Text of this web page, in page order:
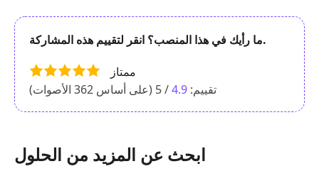
ما رأيك في هذا المنصب؟ انقر لتقييم هذه المشاركة.
ممتاز
تقييم: 4.9/ 5 (على أساس 362 الأصوات)
ابحث عن المزيد من الحلول